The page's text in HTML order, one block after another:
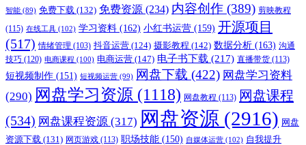
智能 (89) 免费下载 (132) 免费资源 (234) 内容创作 (389) 剪映教程
(115) 在线工具 (102) 学习资料 (162) 小红书运营 (159) 开源项目
(517) 情绪管理 (103) 抖音运营 (124) 摄影教程 (142) 数据分析 (163) 沟通
技巧 (120) 电商课程 (100) 电商运营 (147) 电子书下载 (217) 直播带货 (113)
短视频制作 (151) 短视频运营 (99) 网盘下载 (422) 网盘学习资料
(290) 网盘学习资源 (1118) 网盘教程 (113) 网盘课程
(534) 网盘课程资源 (317) 网盘资源 (2916) 网盘
资源下载 (131) 网页游戏 (113) 职场技能 (150) 自媒体运营 (102) 自我提升